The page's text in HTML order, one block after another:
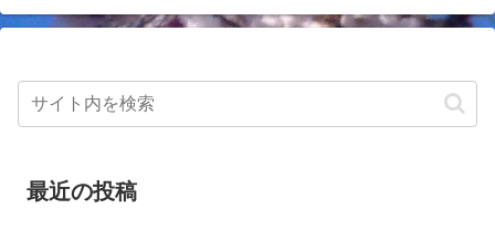
最近の投稿